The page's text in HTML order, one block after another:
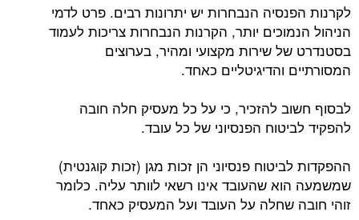
לקרנות הפנסיה הנבחרות יש יתרונות רבים. פרט לדמי
הניהול הנמוכים יותר, הקרנות הנבחרות צריכות לעמוד
בסטנדרט של שירות מקצועי ומהיר, בערוצים
המסורתיים והדיגיטליים כאחד.
לבסוף חשוב להזכיר, כי על כל מעסיק חלה חובה
להפקיד לביטוח הפנסיוני של כל עובד.
ההפקדות לביטוח פנסיוני הן זכות מגן (זכות קוגנטית)
שמשמעה הוא שהעובד אינו רשאי לוותר עליה. כלומר
זוהי חובה שחלה על העובד ועל המעסיק כאחד.